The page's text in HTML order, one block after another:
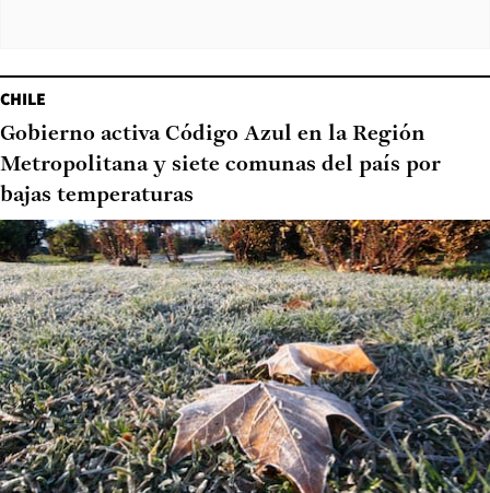
CHILE
Gobierno activa Código Azul en la Región
Metropolitana y siete comunas del país por
bajas temperaturas